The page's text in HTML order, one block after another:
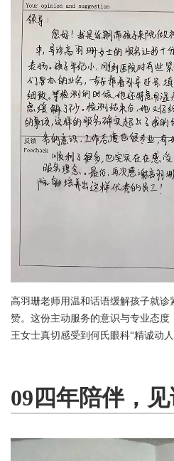
高羽珊老师用温和话语缓解孩子就诊
赞。这份主动服务的意识与专业态度
王女士真切感受到何氏眼科“精诚动人
09四年陪伴，